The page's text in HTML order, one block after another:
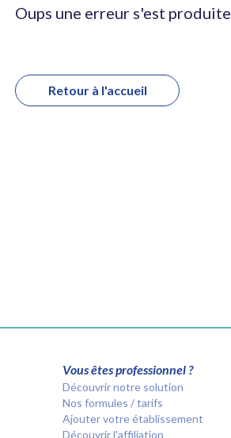
Oups une erreur s'est produite
Retour à l'accueil
Vous êtes professionnel ?
Découvrir notre solution
Nos formules / tarifs
Ajouter votre établissement
Découvrir l'affiliation